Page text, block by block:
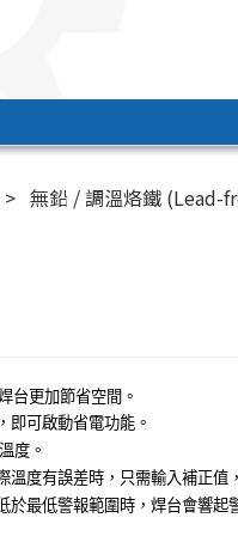
無鉛 / 調溫烙鐵 (Lead-
台更加節省空間。
即可啟動省電功能。
度。
溫度有誤差時， 只需輸入補正值，
於最低警報範圍時， 焊台會響起